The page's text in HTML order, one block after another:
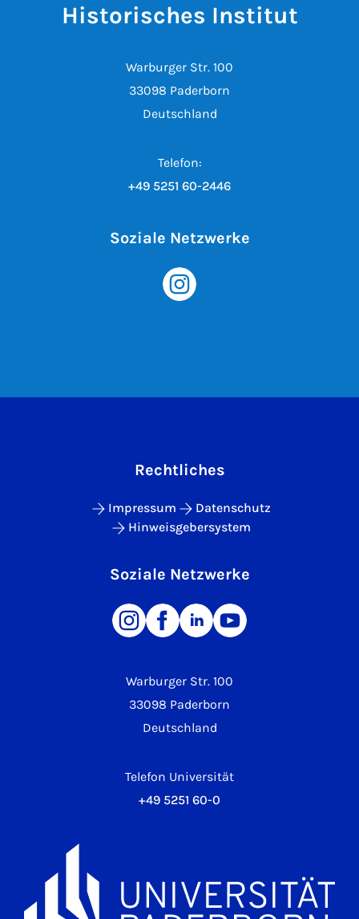
Historisches Institut
Warburger Str. 100
33098 Paderborn
Deutschland
Telefon:
+49 5251 60-2446
Soziale Netzwerke
Warburger Str. 100
33098 Paderborn
Deutschland
Telefon Universität
+49 5251 60-0
Rechtliches
Impressum
Datenschutz
Hinweisgebersystem
Soziale Netzwerke